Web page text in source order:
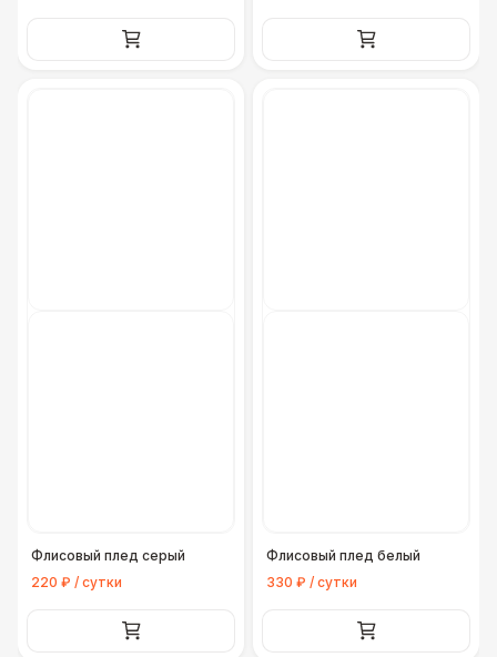
Флисовый плед серый
220 ₽ / сутки
Флисовый плед белый
330 ₽ / сутки